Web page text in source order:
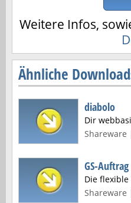
Weitere Infos,
Ähnliche
diabolo
Dir
Shareware
GS-Auftrag
Die